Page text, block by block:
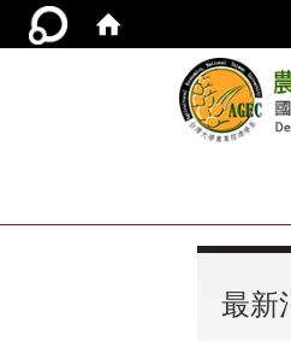
最新